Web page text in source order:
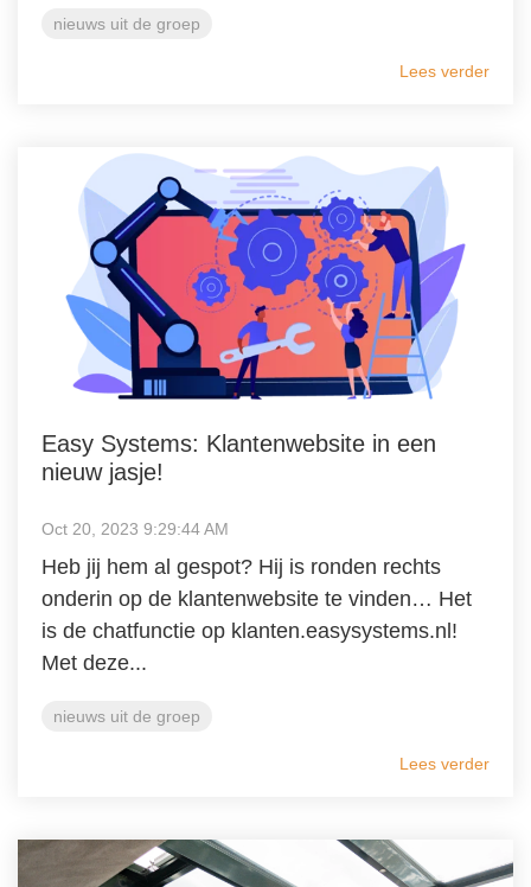
nieuws uit de groep
Lees verder
Easy Systems: Klantenwebsite in een
nieuw jasje!
Oct 20, 2023 9:29:44 AM
Heb jij hem al gespot? Hij is ronden rechts
onderin op de klantenwebsite te vinden… Het
is de chatfunctie op klanten.easysystems.nl!
Met deze...
nieuws uit de groep
Lees verder